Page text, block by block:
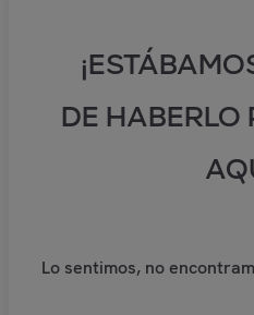
DE HABERLO
Lo sentimos, no